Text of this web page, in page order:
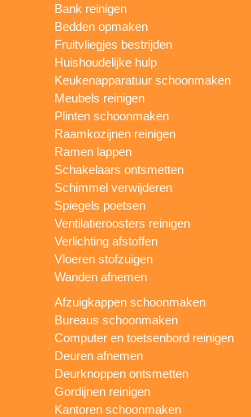
Bank reinigen
Bedden opmaken
Fruitvliegjes bestrijden
Huishoudelijke hulp
Keukenapparatuur schoonmaken
Meubels reinigen
Plinten schoonmaken
Raamkozijnen reinigen
Ramen lappen
Schakelaars ontsmetten
Schimmel verwijderen
Spiegels poetsen
Ventilatieroosters reinigen
Verlichting afstoffen
Vloeren stofzuigen
Wanden afnemen
Afzuigkappen schoonmaken
Bureaus schoonmaken
Computer en toetsenbord reinigen
Deuren afnemen
Deurknoppen ontsmetten
Gordijnen reinigen
Kantoren schoonmaken